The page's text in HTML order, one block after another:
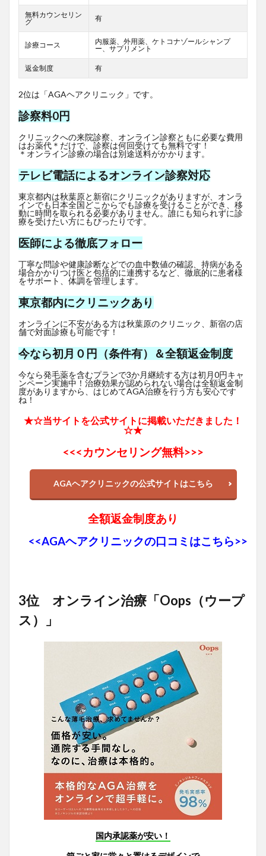
無料カウンセリン
グ
有
診療コース
内服薬、外用薬、ケトコナゾールシャンプ
ー、サプリメント
返金制度 有
2位は「AGAヘアクリニック」です。
診察料0円
クリニックへの来院診察、オンライン診察ともに必要な費用
はお薬代＊だけで、診察は何回受けても無料です！
＊オンライン診療の場合は別途送料がかかります。
テレビ電話によるオンライン診察対応
東京都内は秋葉原と新宿にクリニックがありますが、オンラ
インでも日本全国どこからでも診療を受けることができ、移
動に時間を取られる必要がありません。誰にも知られずに診
療を受けたい方にもぴったりです。
医師による徹底フォロー
丁寧な問診や健康診断などでの血中数値の確認、持病がある
場合かかりつけ医と包括的に連携するなど、徹底的に患者様
をサポート、体調を管理します。
東京都内にクリニックあり
オンラインに不安がある方は秋葉原のクリニック、新宿の店
舗で対面診療も可能です！
今なら初月０円（条件有）＆全額返金制度
今なら発毛薬を含むプランで3か月継続する方は初月0円キャ
ンペーン実施中！治療効果が認められない場合は全額返金制
度がありますから、はじめてAGA治療を行う方も安心です
ね！
★☆当サイトを公式サイトに掲載いただきました！
☆★
<<<カウンセリング無料>>>
AGAヘアクリニックの公式サイトはこちら
全額返金制度あり
<<AGAヘアクリニックの口コミはこちら>>
3位 オンライン治療「Oops（ウープ
ス）」
国内承認薬が安い！